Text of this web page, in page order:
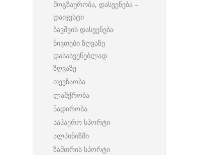
მოგზაურობა, დასვენება –
დაიჯესტი
ბავშვის დასვენება
ნივთები ზღვაზე
დასასვენებლად
ზღვაზე
თევზაობა
ლაშქრობა
ნადირობა
საჰაერო სპორტი
ალპინიზმი
ზამთრის სპორტი